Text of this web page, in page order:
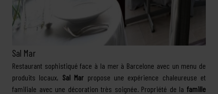
Sal Mar
Restaurant sophistiqué face à la mer à Barcelone avec un menu de
produits locaux, Sal Mar propose une expérience chaleureuse et
familiale avec une décoration très soignée. Propriété de la famille